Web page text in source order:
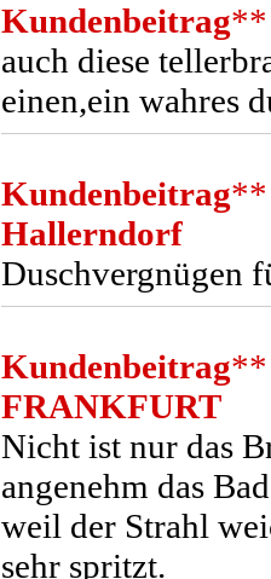
Kundenbeitrag**
auch diese
einen,ein wahres
Kundenbeitrag**
Hallerndorf
Duschvergnügen
Kundenbeitrag**
FRANKFURT
Nicht ist nur das
angenehm das
weil der Strahl
sehr spritzt.